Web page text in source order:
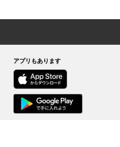
アプリもあります